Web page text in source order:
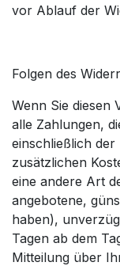
vor Ablauf der
Folgen des
Wenn Sie diesen
alle Zahlungen,
einschließlich
zusätzlichen
eine andere Art
angebotene,
haben),
Tagen ab dem
Mitteilung über